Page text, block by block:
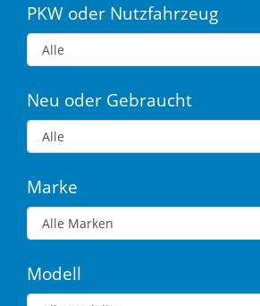
PKW oder Nutzfahrzeug
Neu oder Gebraucht
Marke
Modell